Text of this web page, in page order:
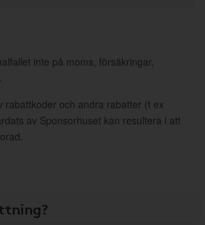
inte på moms, försäkringar,
rabattkoder och andra rabatter (t ex
av Sponsorhuset kan resultera i att